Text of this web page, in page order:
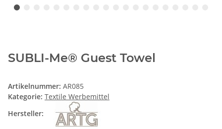
SUBLI-Me® Guest Towel
Artikelnummer: AR085
Kategorie: Textile Werbemittel
Hersteller: